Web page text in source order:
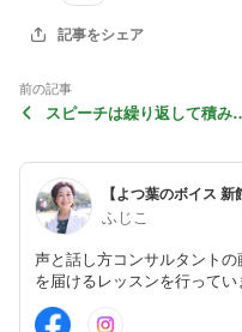
記事をシェア
前の記事
スピーチは繰り返して積み
ふじこ
声と話し方コンサルタント
を届けるレッスンを行って
インド」であなたらしさが